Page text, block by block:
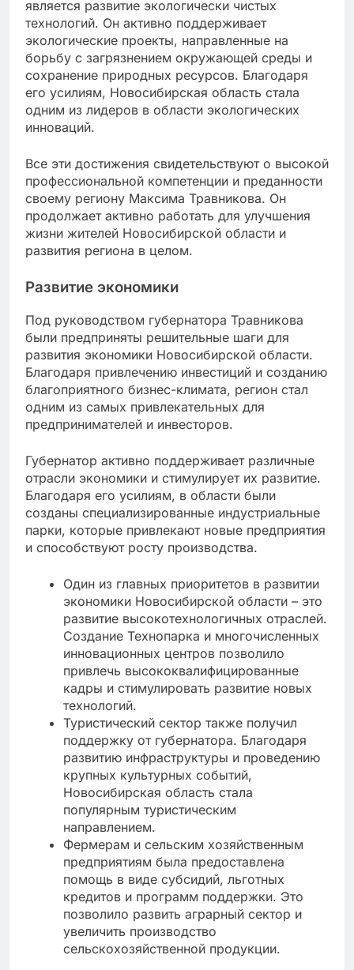
является развитие экологически чистых
технологий. Он активно поддерживает
экологические проекты, направленные на
борьбу с загрязнением окружающей среды и
сохранение природных ресурсов. Благодаря
его усилиям, Новосибирская область стала
одним из лидеров в области экологических
инноваций.
Все эти достижения свидетельствуют о высокой
профессиональной компетенции и преданности
своему региону Максима Травникова. Он
продолжает активно работать для улучшения
жизни жителей Новосибирской области и
развития региона в целом.
Развитие экономики
Под руководством губернатора Травникова
были предприняты решительные шаги для
развития экономики Новосибирской области.
Благодаря привлечению инвестиций и созданию
благоприятного бизнес-климата, регион стал
одним из самых привлекательных для
предпринимателей и инвесторов.
Губернатор активно поддерживает различные
отрасли экономики и стимулирует их развитие.
Благодаря его усилиям, в области были
созданы специализированные индустриальные
парки, которые привлекают новые предприятия
и способствуют росту производства.
Один из главных приоритетов в развитии
экономики Новосибирской области – это
развитие высокотехнологичных отраслей.
Создание Технопарка и многочисленных
инновационных центров позволило
привлечь высококвалифицированные
кадры и стимулировать развитие новых
технологий.
Туристический сектор также получил
поддержку от губернатора. Благодаря
развитию инфраструктуры и проведению
крупных культурных событий,
Новосибирская область стала
популярным туристическим
направлением.
Фермерам и сельским хозяйственным
предприятиям была предоставлена
помощь в виде субсидий, льготных
кредитов и программ поддержки. Это
позволило развить аграрный сектор и
увеличить производство
сельскохозяйственной продукции.